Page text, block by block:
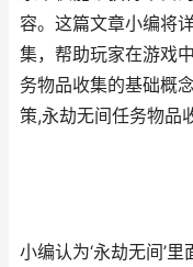
容。这篇文章小编将
集，帮助玩家在游戏
务物品收集的基础概
策,永劫无间任务物品
小编认为‘永劫无间’